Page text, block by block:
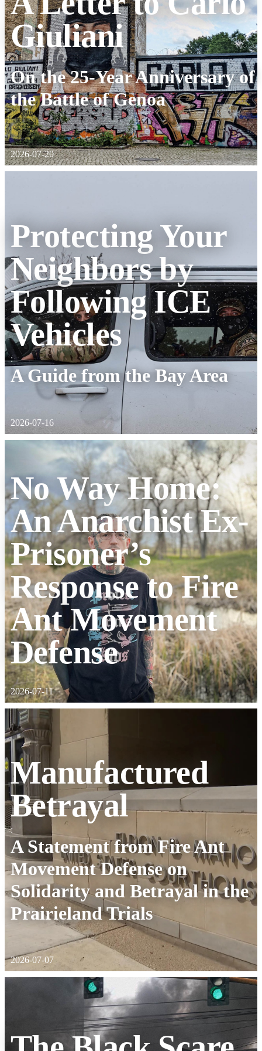
Giuliani
:
On the 25-Year Anniversary of
the Battle of Genoa
2026-07-20
Protecting Your
Neighbors by
Following ICE
Vehicles
:
A Guide from the Bay Area
2026-07-16
No Way Home:
An Anarchist Ex-
Prisoner’s
Response to Fire
Ant Movement
Defense
2026-07-11
Manufactured
Betrayal
:
A Statement from Fire Ant
Movement Defense on
Solidarity and Betrayal in the
Prairieland Trials
2026-07-07